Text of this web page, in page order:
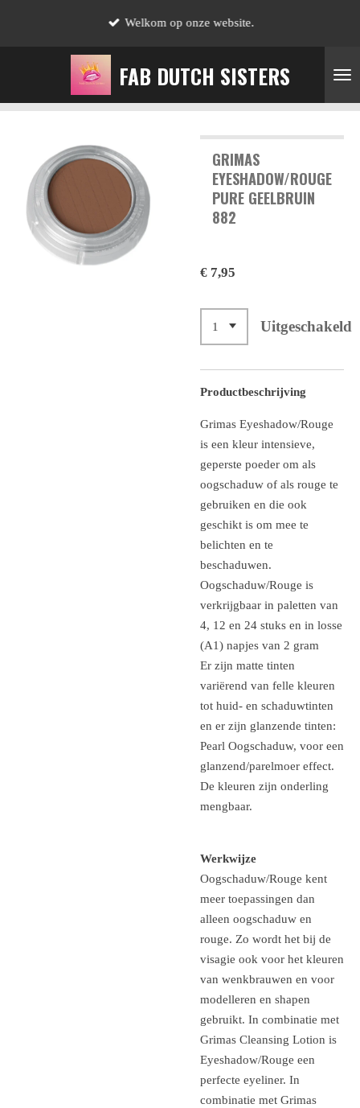
hoofdinhoud
FAB DUTCH SISTERS
Welkom op onze website.
GRIMAS
EYESHADOW/ROUGE
PURE GEELBRUIN
882
€ 7,95
Uitgeschakeld
Productbeschrijving
Grimas Eyeshadow/Rouge
is een kleur intensieve,
geperste poeder om als
oogschaduw of als rouge te
gebruiken en die ook
geschikt is om mee te
belichten en te
beschaduwen.
Oogschaduw/Rouge is
verkrijgbaar in paletten van
4, 12 en 24 stuks en in losse
(A1) napjes van 2 gram
Er zijn matte tinten
variërend van felle kleuren
tot huid- en schaduwtinten
en er zijn glanzende tinten:
Pearl Oogschaduw, voor een
glanzend/parelmoer effect.
De kleuren zijn onderling
mengbaar.
Werkwijze
Oogschaduw/Rouge kent
meer toepassingen dan
alleen oogschaduw en
rouge. Zo wordt het bij de
visagie ook voor het kleuren
van wenkbrauwen en voor
modelleren en shapen
gebruikt. In combinatie met
Grimas Cleansing Lotion is
Eyeshadow/Rouge een
perfecte eyeliner. In
combinatie met Grimas